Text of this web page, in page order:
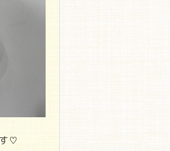
♡